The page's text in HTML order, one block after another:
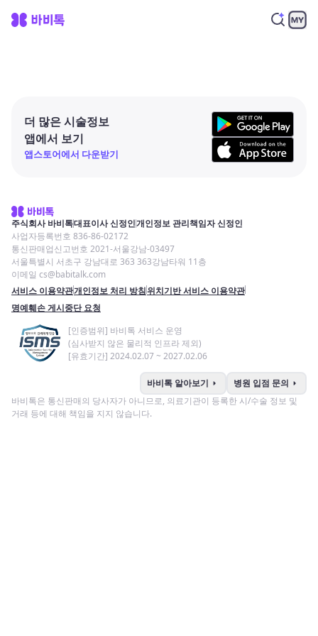
더 많은 시술정보
앱에서 보기
앱스토어에서 다운받기
주식회사 바비톡대표이사 신정인개인정보 관리책임자 신정인
사업자등록번호 836-86-02172
통신판매업신고번호 2021-서울강남-03497
서울특별시 서초구 강남대로 363 363강남타워 11층
이메일 cs@babitalk.com
서비스 이용약관개인정보 처리 방침위치기반 서비스 이용약관
명예훼손 게시중단 요청
[인증범위] 바비톡 서비스 운영
(심사받지 않은 물리적 인프라 제외)
[유효기간] 2024.02.07 ~ 2027.02.06
바비톡 알아보기 arrow_right 병원 입점 문의 arrow_right
바비톡은 통신판매의 당사자가 아니므로, 의료기관이 등록한 시/수술 정보 및
거래 등에 대해 책임을 지지 않습니다.